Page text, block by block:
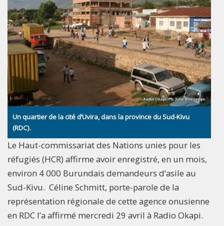
Un quartier de la cité d’Uvira, dans la province du Sud-Kivu
(RDC).
Le Haut-commissariat des Nations unies pour les
réfugiés (HCR) affirme avoir enregistré, en un mois,
environ 4 000 Burundais demandeurs d’asile au
Sud-Kivu. Céline Schmitt, porte-parole de la
représentation régionale de cette agence onusienne
en RDC l’a affirmé mercredi 29 avril à Radio Okapi.